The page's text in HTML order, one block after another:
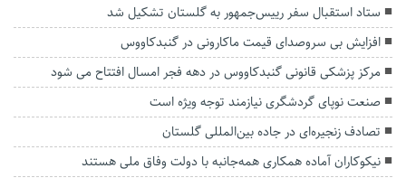
ستاد استقبال سفر رییس‌جمهور به گلستان تشکیل شد
افزایش بی سروصدای قیمت ماکارونی در گنبدکاووس
مرکز پزشکی قانونی گنبدکاووس در دهه فجر امسال افتتاح می شود
صنعت نوپای گردشگری نیازمند توجه ویژه است
تصادف زنجیره‌ای در جاده بین‌المللی گلستان
نیکوکاران آماده همکاری همه‌جانبه با دولت وفاق ملی هستند